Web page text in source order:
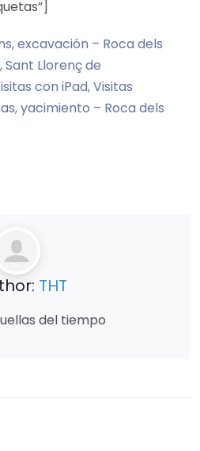
,excavación – Roca dels
,Sant Llorenç de
con iPad,Visitas
,yacimiento – Roca dels
THT
del tiempo